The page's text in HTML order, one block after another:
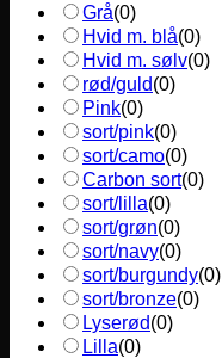
Grå(0)
Hvid m. blå(0)
Hvid m. sølv(0)
rød/guld(0)
Pink(0)
sort/pink(0)
sort/camo(0)
Carbon sort(0)
sort/lilla(0)
sort/grøn(0)
sort/navy(0)
sort/burgundy(0)
sort/bronze(0)
Lyserød(0)
Lilla(0)